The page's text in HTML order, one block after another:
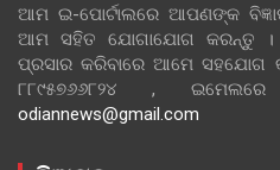
ଆମ ଇ-ପୋର୍ଟାଲରେ ଆପଣଙ୍କ
ଆମ ସହିତ ଯୋଗାଯୋଗ କରନ୍ତୁ ।
ପ୍ରସାର କରିବାରେ ଆମେ
୮୮୯୫୭୬୬୮୨୪ ,
odiannews@gmail.com